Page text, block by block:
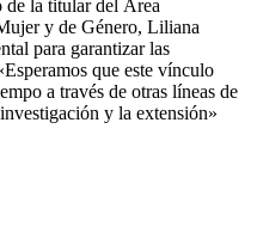
la titular del Área
y de Género, Liliana
para garantizar las
que este vínculo
a través de otras líneas de
y la extensión»